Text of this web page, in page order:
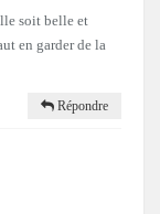
soit belle et
en garder de la
Répondre